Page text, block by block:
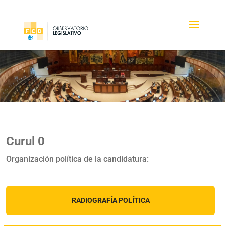
Curul 0
Organización política de la candidatura:
RADIOGRAFÍA POLÍTICA